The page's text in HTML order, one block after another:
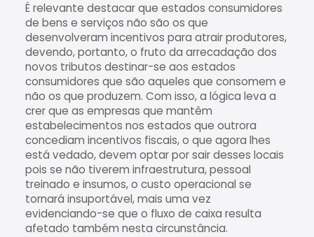
É relevante destacar que estados consumidores
de bens e serviços não são os que
desenvolveram incentivos para atrair produtores,
devendo, portanto, o fruto da arrecadação dos
novos tributos destinar-se aos estados
consumidores que são aqueles que consomem e
não os que produzem. Com isso, a lógica leva a
crer que as empresas que mantêm
estabelecimentos nos estados que outrora
concediam incentivos fiscais, o que agora lhes
está vedado, devem optar por sair desses locais
pois se não tiverem infraestrutura, pessoal
treinado e insumos, o custo operacional se
tornará insuportável, mais uma vez
evidenciando-se que o fluxo de caixa resulta
afetado também nesta circunstância.